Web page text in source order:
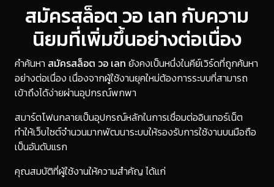
สมัครสล็อต วอ เลท กับความ
นิยมที่เพิ่มขึ้นอย่างต่อเนื่อง
คำค้นหา สมัครสล็อต วอ เลท ยังคงเป็นหนึ่งในคีย์เวิร์ดที่ถูกค้นหา
อย่างต่อเนื่อง เนื่องจากผู้ใช้งานยุคใหม่ต้องการระบบที่สามารถ
เข้าถึงได้ง่ายผ่านอุปกรณ์พกพา
สมาร์ตโฟนกลายเป็นอุปกรณ์หลักในการเชื่อมต่ออินเทอร์เน็ต
ทำให้เว็บไซต์จำนวนมากพัฒนาระบบให้รองรับการใช้งานบนมือถือ
เป็นอันดับแรก
คุณสมบัติที่ผู้ใช้งานให้ความสำคัญ ได้แก่